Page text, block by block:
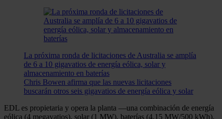
La próxima ronda de licitaciones de Australia se amplía
de 6 a 10 gigavatios de energía eólica, solar y
almacenamiento en baterías
Chris Bowen afirma que las nuevas licitaciones
buscarán otros seis gigavatios de energía eólica y solar
EDL es propietaria y opera la planta —una combinación de energía
eólica (4 megavatios), solar (1 MW), baterías (4,15 MW/500 kWh),